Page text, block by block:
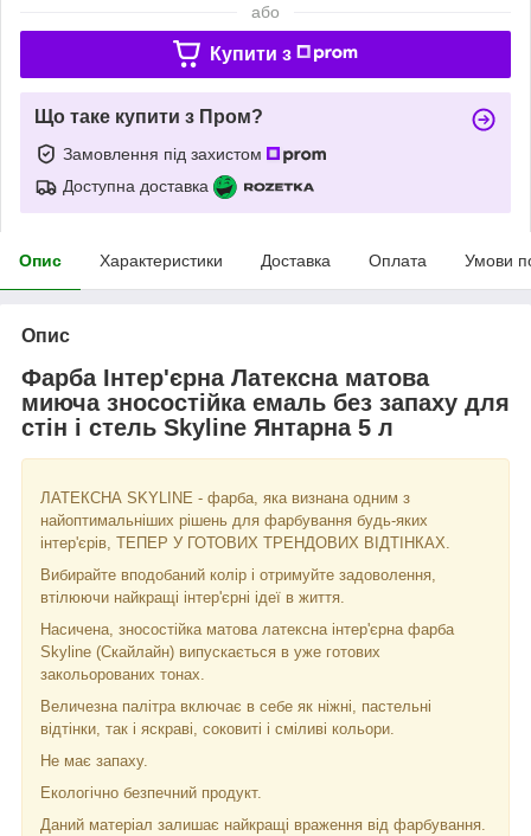
або
Купити з
Що таке купити з Пром?
Замовлення під захистом
Доступна доставка
Опис Характеристики Доставка Оплата Умови
Опис
Фарба Інтер'єрна Латексна матова
миюча зносостійка емаль без запаху для
стін і стель Skyline Янтарна 5 л
ЛАТЕКСНА SKYLINE - фарба, яка визнана одним з
найоптимальніших рішень для фарбування будь-яких
інтер'єрів, ТЕПЕР У ГОТОВИХ ТРЕНДОВИХ ВІДТІНКАХ.
Вибирайте вподобаний колір і отримуйте задоволення,
втілюючи найкращі інтер'єрні ідеї в життя.
Насичена, зносостійка матова латексна інтер'єрна фарба
Skyline (Скайлайн) випускається в уже готових
закольорованих тонах.
Величезна палітра включає в себе як ніжні, пастельні
відтінки, так і яскраві, соковиті і сміливі кольори.
Не має запаху.
Екологічно безпечний продукт.
Даний матеріал залишає найкращі враження від фарбування.